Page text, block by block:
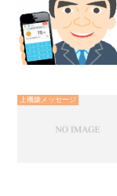
上機嫌メッセージ